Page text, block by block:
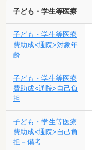
子ども・学生等医療
子ども・学生等医療
費助成<通院>対象年
齢
子ども・学生等医療
費助成<通院>自己負
担
子ども・学生等医療
費助成<通院>自己負
担－備考